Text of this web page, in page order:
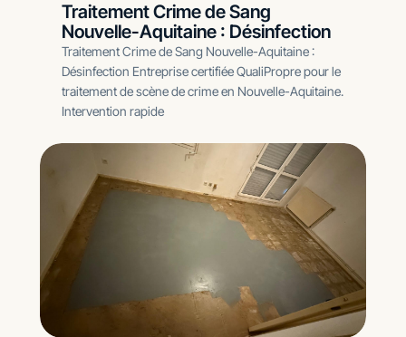
Traitement Crime de Sang
Nouvelle-Aquitaine : Désinfection
Traitement Crime de Sang Nouvelle-Aquitaine :
Désinfection Entreprise certifiée QualiPropre pour le
traitement de scène de crime en Nouvelle-Aquitaine.
Intervention rapide